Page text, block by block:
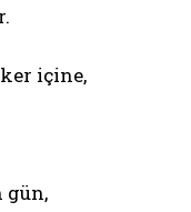
içine,
gün,